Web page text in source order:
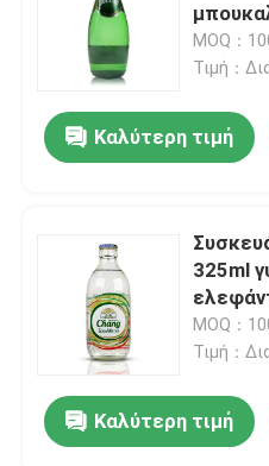
Σπίτι
Βίντεο
Περίπου εμείς
Γύρος εργοστασίων
ποτών
MOQ：
Τιμή：
Καλύτερη τιμή
325ml
Chang
MOQ：
Τιμή：
Καλύτερη τιμή